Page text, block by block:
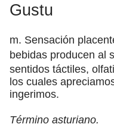
Gustu
m. Sensación
bebidas producen al
sentidos táctiles,
los cuales
ingerimos.
Término asturiano.